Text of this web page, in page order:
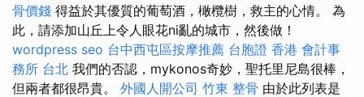
骨價錢 得益於其優質的葡萄酒，橄欖樹，救主的心情。 為
此，請添加山丘上令人眼花ni亂的城市，然後做！
wordpress seo 台中西屯區按摩推薦 台胞證 香港 會計事
務所 台北 我們的否認，mykonos奇妙，聖托里尼島很棒，
但兩者都很昂貴。 外國人開公司 竹東 整骨 由於此列表是